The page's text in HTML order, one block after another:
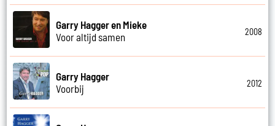
Garry Hagger en Mieke
Voor altijd samen
2008
Garry Hagger
Voorbij
2012